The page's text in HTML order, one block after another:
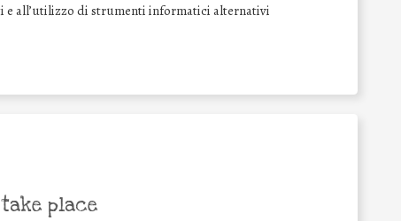
all’utilizzo di strumenti informatici alternativi
take place